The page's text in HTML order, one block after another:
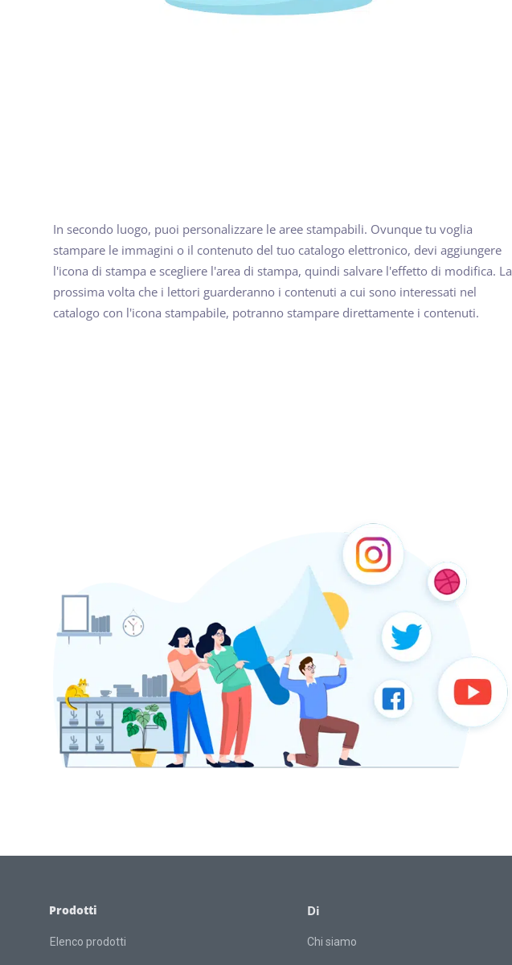
In secondo luogo, puoi personalizzare le aree stampabili. Ovunque tu voglia
stampare le immagini o il contenuto del tuo catalogo elettronico, devi aggiungere
l'icona di stampa e scegliere l'area di stampa, quindi salvare l'effetto di modifica. La
prossima volta che i lettori guarderanno i contenuti a cui sono interessati nel
catalogo con l'icona stampabile, potranno stampare direttamente i contenuti.
Prodotti
Elenco prodotti
Di
Chi siamo